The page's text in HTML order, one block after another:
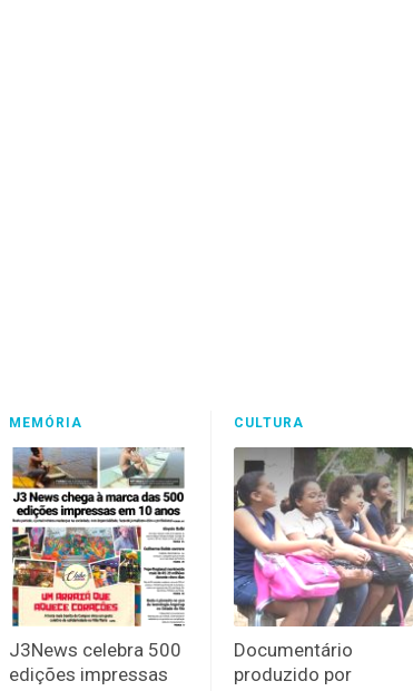
MEMÓRIA
J3News celebra 500
edições impressas
CULTURA
Documentário
produzido por